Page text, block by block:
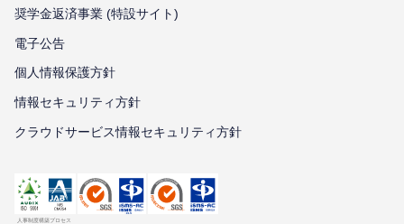
奨学金返済事業 (特設サイト)
電子公告
個⼈情報保護⽅針
情報セキュリティ⽅針
クラウドサービス情報セキュリティ方針